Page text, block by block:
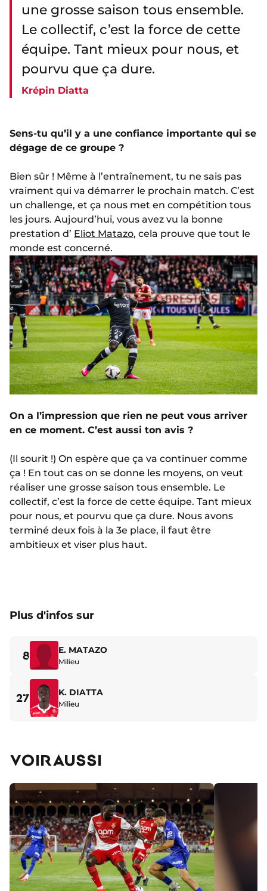
une grosse saison tous ensemble.
Le collectif, c’est la force de cette
équipe. Tant mieux pour nous, et
pourvu que ça dure.
Krépin Diatta
Sens-tu qu’il y a une confiance importante qui se
dégage de ce groupe ?
Bien sûr ! Même à l’entraînement, tu ne sais pas
vraiment qui va démarrer le prochain match. C’est
un challenge, et ça nous met en compétition tous
les jours. Aujourd’hui, vous avez vu la bonne
prestation d’ Eliot Matazo, cela prouve que tout le
monde est concerné.
On a l’impression que rien ne peut vous arriver
en ce moment. C’est aussi ton avis ?
(Il sourit !) On espère que ça va continuer comme
ça ! En tout cas on se donne les moyens, on veut
réaliser une grosse saison tous ensemble. Le
collectif, c’est la force de cette équipe. Tant mieux
pour nous, et pourvu que ça dure. Nous avons
terminé deux fois à la 3e place, il faut être
ambitieux et viser plus haut.
Plus d'infos sur
8 E. MATAZO
Milieu
27 K. DIATTA
Milieu
VOIR AUSSI